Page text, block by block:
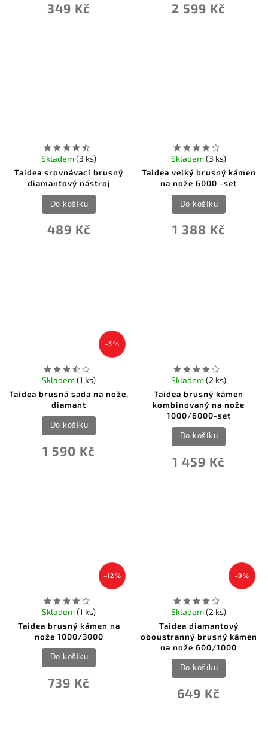
349 Kč 2 599 Kč
Taidea srovnávací brusný
diamantový nástroj
Skladem(3 ks)
489 Kč
Do košíku
Taidea velký brusný kámen
na nože 6000 -set
Skladem(3 ks)
1 388 Kč
Do košíku
–5 %
Taidea brusná sada na nože,
diamant
Skladem(1 ks)
1 590 Kč
Do košíku
Taidea brusný kámen
kombinovaný na nože
1000/6000-set
Skladem(2 ks)
1 459 Kč
Do košíku
–12 %
Taidea brusný kámen na
nože 1000/3000
Skladem(1 ks)
739 Kč
Do košíku
–9 %
Taidea diamantový
oboustranný brusný kámen
na nože 600/1000
Skladem(2 ks)
649 Kč
Do košíku